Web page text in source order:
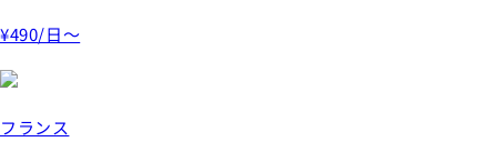
¥490/日～
フランス